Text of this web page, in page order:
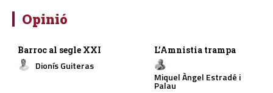
Opinió
Barroc al segle XXI
Dionís Guiteras
L’Amnistia trampa
Miquel Àngel Estradé i
Palau